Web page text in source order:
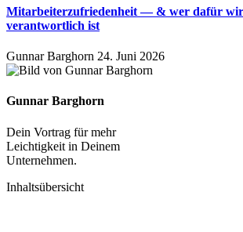
Mitarbeiterzufriedenheit — & wer dafür
verantwortlich ist
Gunnar Barghorn 24. Juni 2026
Gunnar Barghorn
Dein Vortrag für mehr
Leichtigkeit in Deinem
Unternehmen.
Inhaltsübersicht